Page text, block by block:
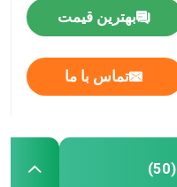
بهترین قیمت
تماس با ما
(50)